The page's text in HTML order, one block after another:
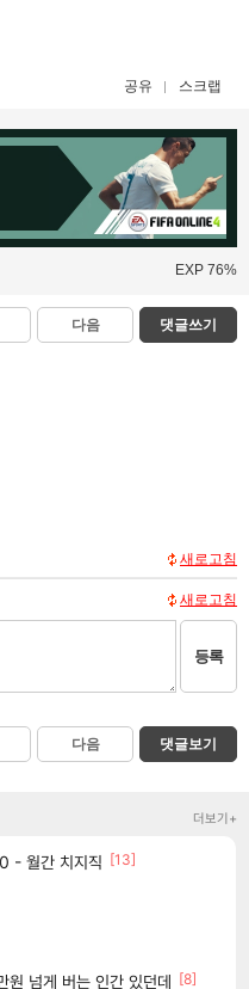
공유 스크랩
EXP 76%
다음 댓글쓰기
새로고침
새로고침
등록
다음 댓글보기
더보기+
- 월간 치지직 [13]
원 넘게 버는 인간 있던데 [8]